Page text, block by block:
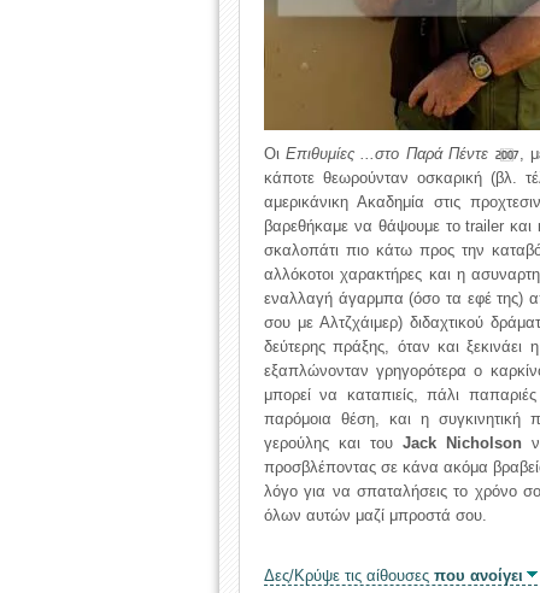
ΟιΕπιθυμίες ...στο Παρά Πέντε 2007,
κάποτε θεωρούνταν οσκαρική (βλ.
αμερικάνικη Ακαδημία στις
βαρεθήκαμε να θάψουμε το trailer και
σκαλοπάτι πιο κάτω προς την
αλλόκοτοι χαρακτήρες και η
εναλλαγή άγαρμπα (όσο τα εφέ της)
σου με Αλτζχάιμερ) διδαχτικού
δεύτερης πράξης, όταν και
εξαπλώνονταν γρηγορότερα ο
μπορεί να καταπιείς, πάλι
παρόμοια θέση, και η συγκινητική
γερούλης και του Jack Nicholson
προσβλέποντας σε κάνα ακόμα
λόγο για να σπαταλήσεις το χρόνο
όλων αυτών μαζί μπροστά σου.
Δες/Κρύψε τις αίθουσες που ανοίγει